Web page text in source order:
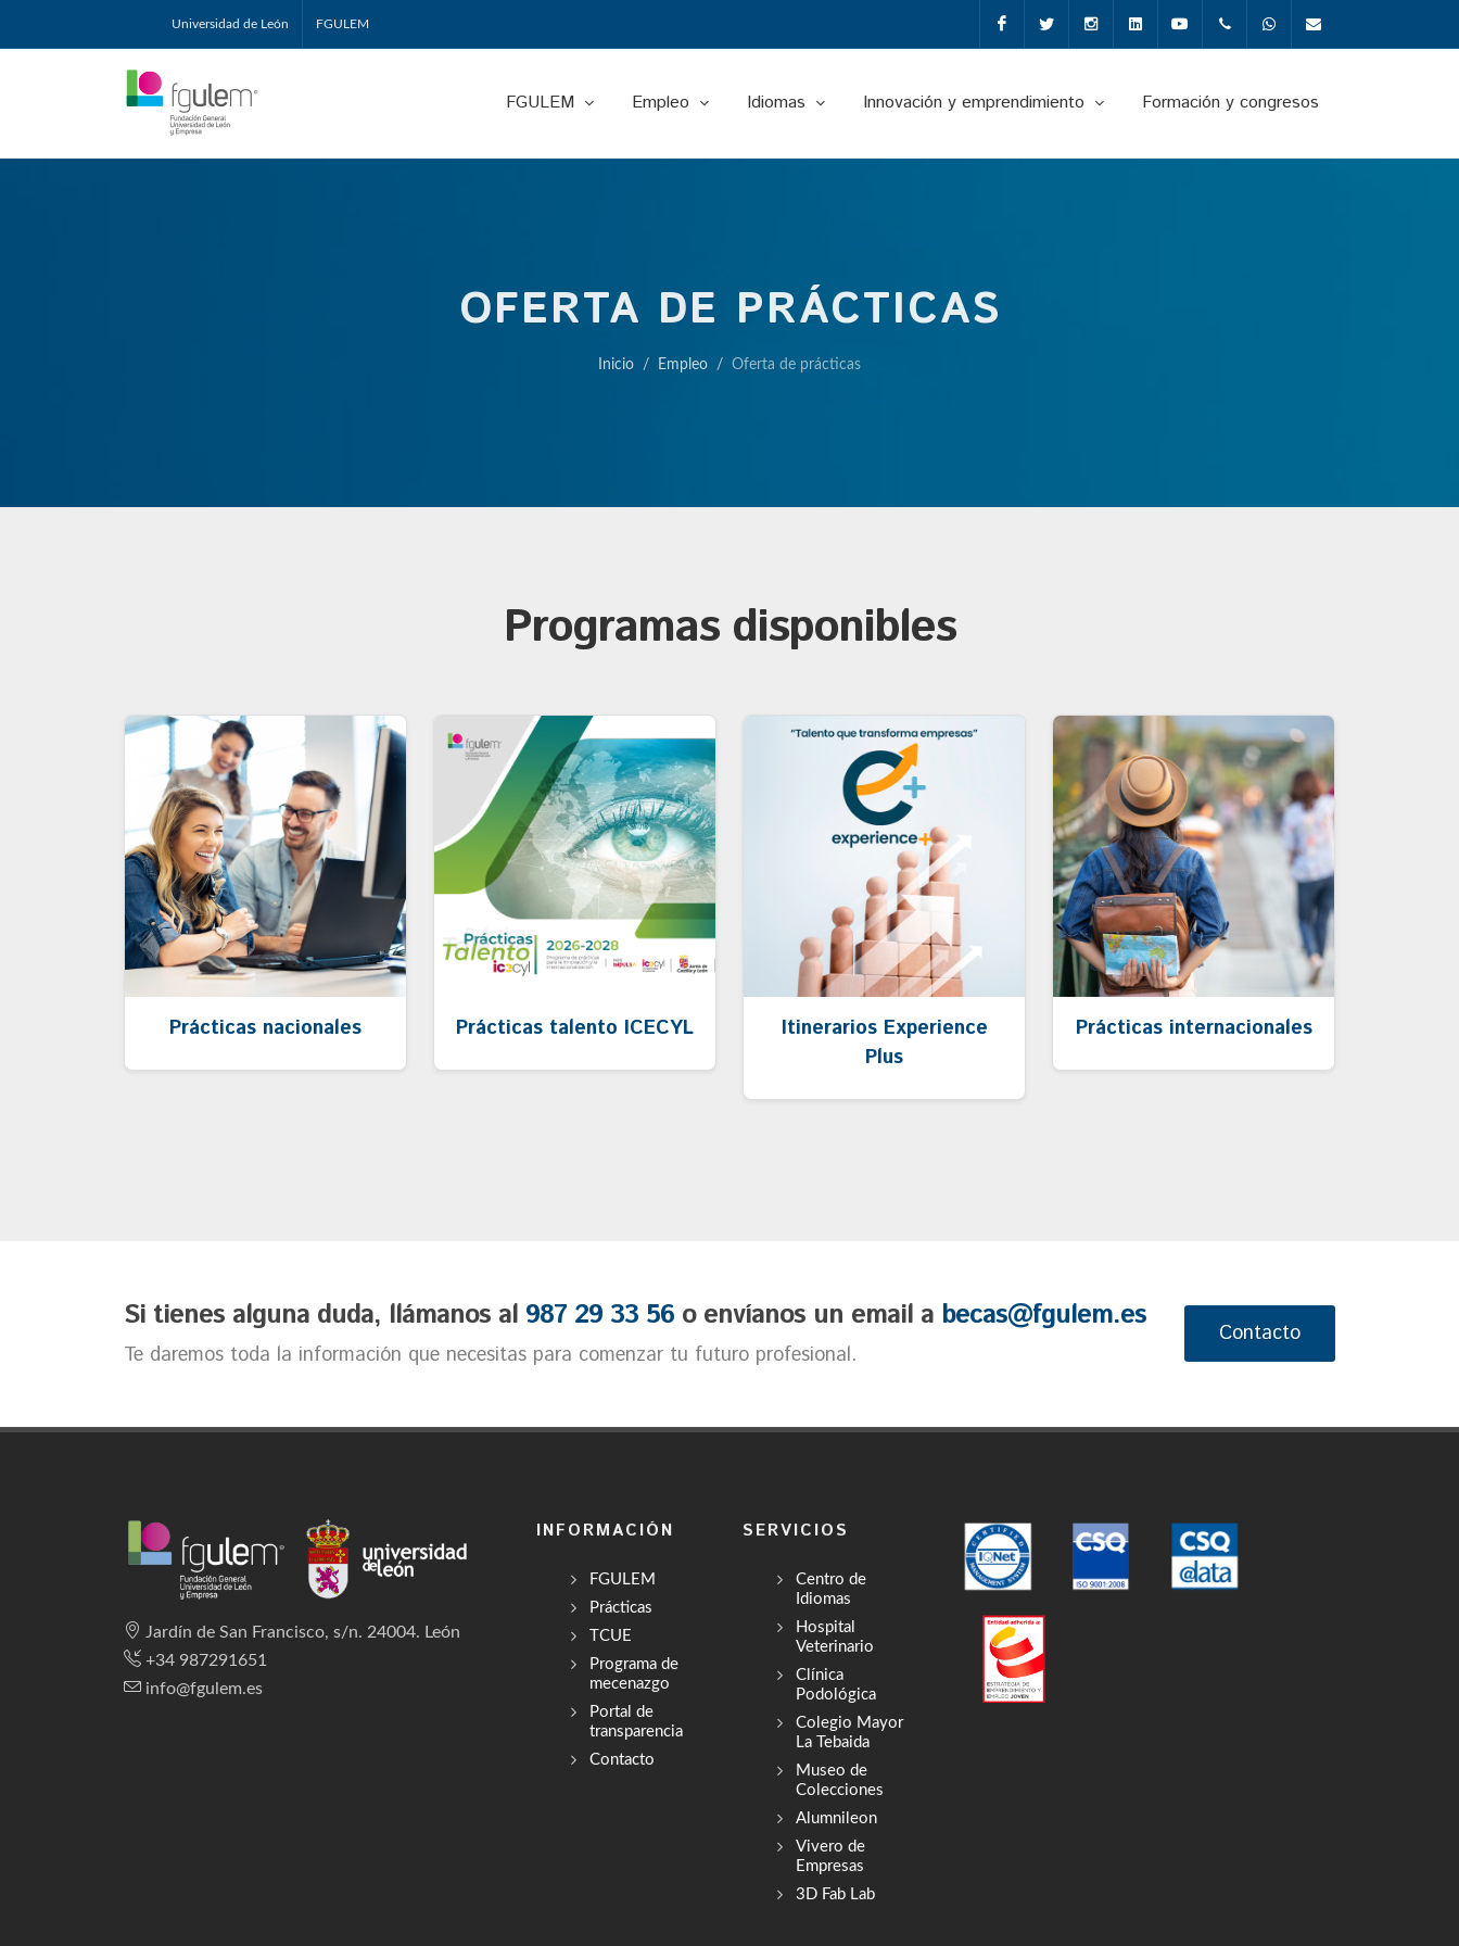
Universidad de León FGULEM FacebookTwitter InstagramLinkedin Youtube +34987291651
Whatsapp
FGULEM Empleo Idiomas Innovación y emprendimiento Formación y congresos
OFERTA DE PRÁCTICAS
Inicio Empleo Oferta de prácticas
Programas disponibles
Prácticas nacionales Prácticas talento ICECYL
Itinerarios Experience
Plus
Prácticas internacionales
Si tienes alguna duda, llámanos al 987 29 33 56 o envíanos un email a becas@fgulem.es
Te daremos toda la información que necesitas para comenzar tu futuro profesional.
Contacto
Jardín de San Francisco, s/n. 24004. León
+34 987291651
info@fgulem.es
INFORMACIÓN
FGULEM
Prácticas
TCUE
Programa de
mecenazgo
Portal de
transparencia
Contacto
SERVICIOS
Centro de
Idiomas
Hospital
Veterinario
Clínica
Podológica
Colegio Mayor
La Tebaida
Museo de
Colecciones
Alumnileon
Vivero de
Empresas
3D Fab Lab